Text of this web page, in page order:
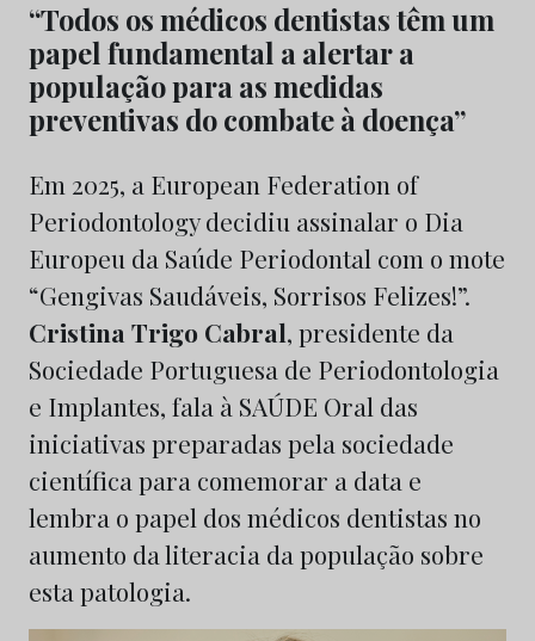
“Todos os médicos dentistas têm um
papel fundamental a alertar a
população para as medidas
preventivas do combate à doença”
Em 2025, a European Federation of
Periodontology decidiu assinalar o Dia
Europeu da Saúde Periodontal com o mote
“Gengivas Saudáveis, Sorrisos Felizes!”.
Cristina Trigo Cabral, presidente da
Sociedade Portuguesa de Periodontologia
e Implantes, fala à SAÚDE Oral das
iniciativas preparadas pela sociedade
científica para comemorar a data e
lembra o papel dos médicos dentistas no
aumento da literacia da população sobre
esta patologia.